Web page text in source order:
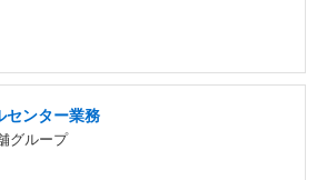
センター業務
グループ